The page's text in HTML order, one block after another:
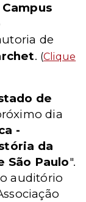
de
. (Clique
de
dia
-
da
São Paulo".
auditório